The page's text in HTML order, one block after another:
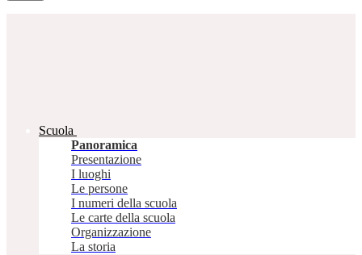
Scuola
Panoramica
Presentazione
I luoghi
Le persone
I numeri della scuola
Le carte della scuola
Organizzazione
La storia